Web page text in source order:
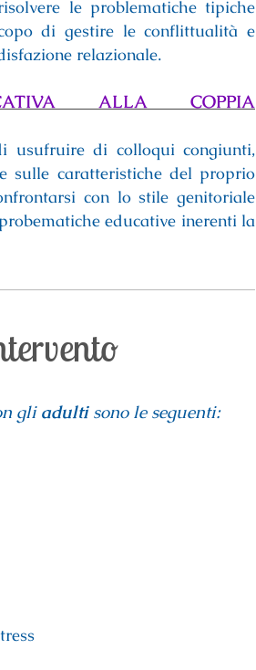
le problematiche tipiche
di gestire le conflittualità e
relazionale.
ALLA COPPIA
di colloqui congiunti,
sulle caratteristiche del proprio
con lo stile genitoriale
educative inerenti la
gli adultisono le seguenti: